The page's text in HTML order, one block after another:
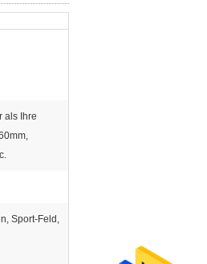
als Ihre
Sport-Feld,